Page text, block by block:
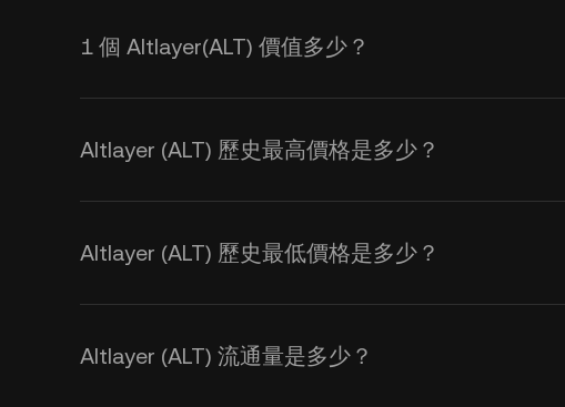
1 個 Altlayer(ALT) 價值多少？
KuCoin 實時更新 Altlayer(ALT) 的 USD
。您可使用 KuCoin 計算器獲取
Altlayer (ALT) 歷史最高價格是多少？
Altlayer (ALT) 歷史最低價格是多少？
Altlayer (ALT) 流通量是多少？